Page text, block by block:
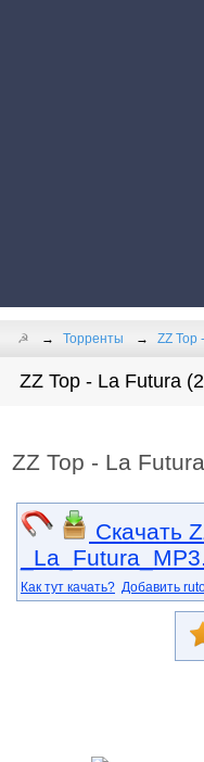
☭ Торренты ZZ Top
ZZ Top - La Futura
ZZ Top - La
Скачать
Как тут качать? Добавить